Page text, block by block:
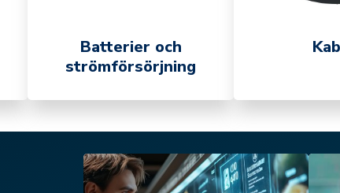
Batterier och
strömförsörjning